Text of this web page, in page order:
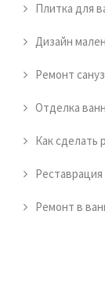
Плитка для
Дизайн
Ремонт
Отделка
Как сделать
Реставрация
Ремонт в